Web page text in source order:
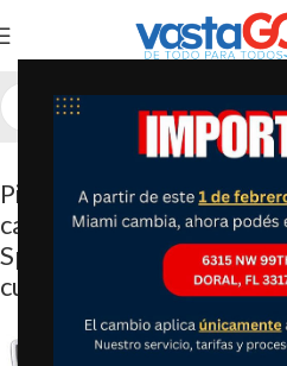
Pichel Mueller –
calidad superior de 1500
SpeedBoil, inalámbrico
cuartos)